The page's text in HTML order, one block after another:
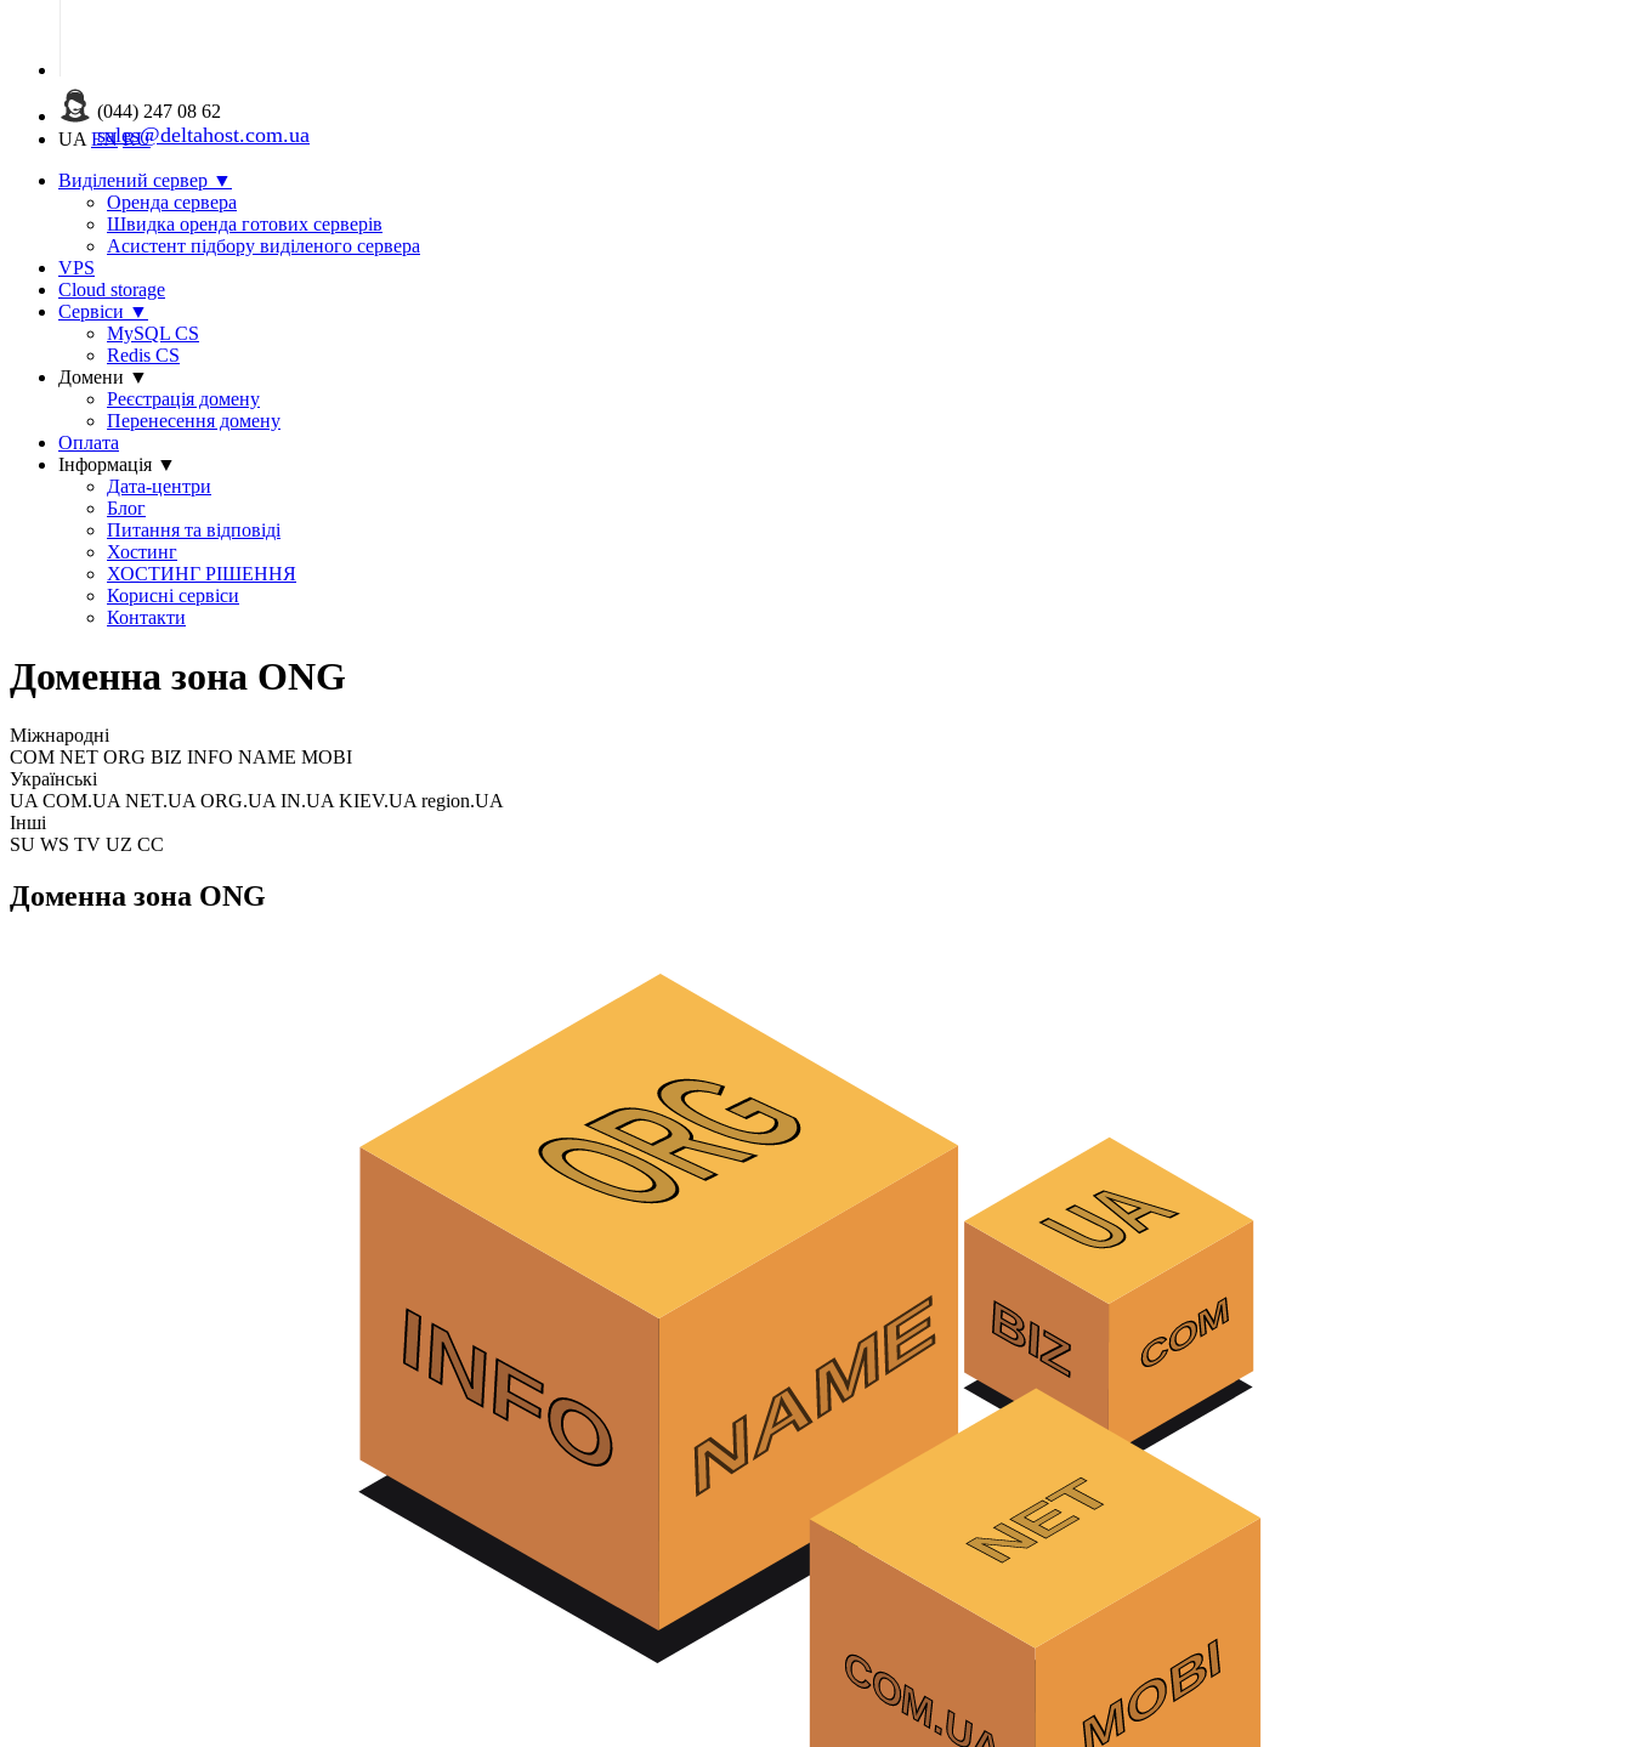
(044) 247 08 62
sales@deltahost.com.ua
UA EN RU
Виділений сервер ▼
Оренда сервера
Швидка оренда готових серверів
Асистент підбору виділеного сервера
VPS
Cloud storage
Сервіси ▼
MySQL CS
Redis CS
Домени ▼
Реєстрація домену
Перенесення домену
Оплата
Інформація ▼
Дата-центри
Блог
Питання та відповіді
Хостинг
ХОСТИНГ РІШЕННЯ
Корисні сервіси
Контакти
Доменна зона ONG
Міжнародні
COM NET ORG BIZ INFO NAME MOBI
Українські
UA COM.UA NET.UA ORG.UA IN.UA KIEV.UA region.UA
Інші
SU WS TV UZ CC
Доменна зона ONG